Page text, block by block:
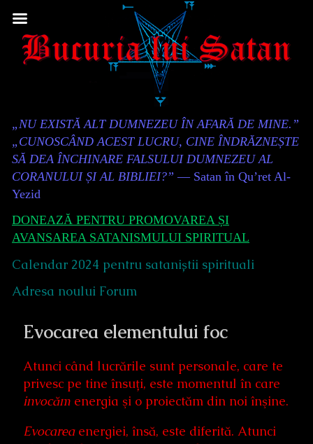
to
Content
Header
„NU EXISTĂ ALT DUMNEZEU ÎN AFARĂ DE MINE.”
„CUNOSCÂND ACEST LUCRU, CINE ÎNDRĂZNEȘTE
SĂ DEA ÎNCHINARE FALSULUI DUMNEZEU AL
CORANULUI ȘI AL BIBLIEI?” — Satan în Qu’ret Al-
Yezid
DONEAZĂ PENTRU PROMOVAREA ȘI
AVANSAREA SATANISMULUI SPIRITUAL
Calendar 2024 pentru sataniștii spirituali
Adresa noului Forum
Evocarea elementului foc
Atunci când lucrările sunt personale, care te
privesc pe tine însuți, este momentul în care
invocăm energia şi o proiectăm din noi înşine.
Evocarea energiei, însă, este diferită. Atunci